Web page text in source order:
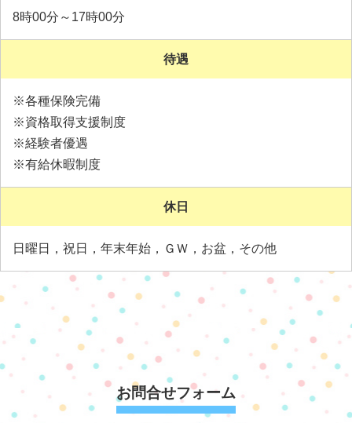
8時00分～17時00分
待遇
※各種保険完備
※資格取得支援制度
※経験者優遇
※有給休暇制度
休日
日曜日，祝日，年末年始，ＧＷ，お盆，その他
お問合せフォーム